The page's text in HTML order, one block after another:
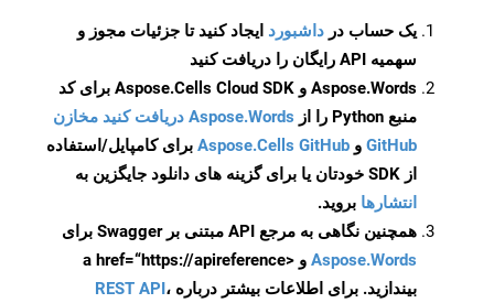
یک حساب در داشبورد ایجاد کنید تا جزئیات مجوز و
سهمیه API رایگان را دریافت کنید
Aspose.Words و Aspose.Cells Cloud SDK برای کد
منبع Python را از
Aspose.Words دریافت کنید مخازن
GitHub و Aspose.Cells GitHub برای کامپایل/استفاده
از SDK خودتان یا برای گزینه های دانلود جایگزین به
انتشارها بروید.
همچنین نگاهی به مرجع API مبتنی بر Swagger برای
Aspose.Words
و <a href=“https://apireference
بیندازید. برای اطلاعات بیشتر درباره REST API،